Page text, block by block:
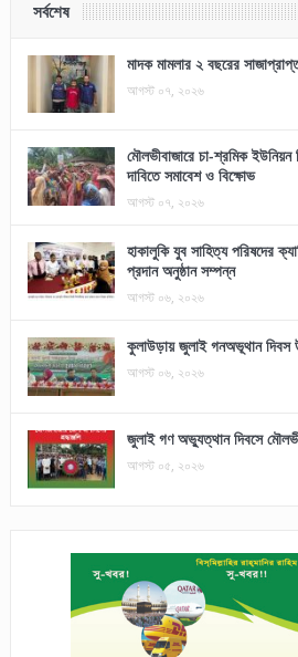
সর্বশেষ
মাদক মামলার ২ বছরের
আগস্ট ০৭, ২০২৬
মৌলভীবাজারে চা-শ্রমিক ইউনিয়ন
দাবিতে সমাবেশ ও বিক্ষোভ
আগস্ট ০৭, ২০২৬
হাকালুকি যুব সাহিত্য পরিষদের
প্রদান অনুষ্ঠান সম্পন্ন
আগস্ট ০৬, ২০২৬
কুলাউড়ায় জুলাই গনঅভূথান দিবস
আগস্ট ০৬, ২০২৬
জুলাই গণ অভ্যুত্থান দিবসে
আগস্ট ০৫, ২০২৬